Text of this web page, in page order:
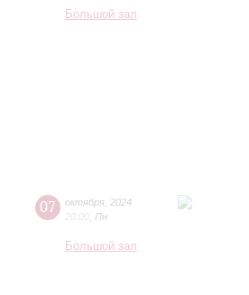
Большой зал
07 октября 2024
20:00 Пн
Большой зал